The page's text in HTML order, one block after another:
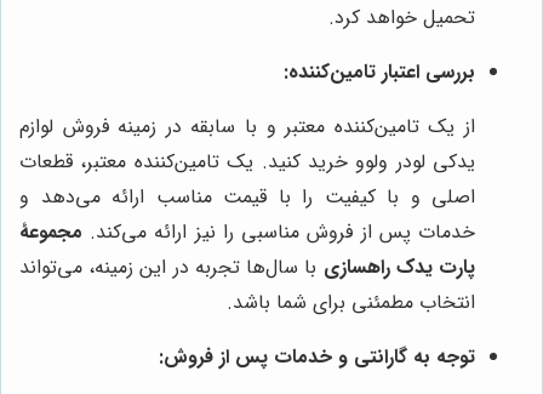
تحمیل خواهد کرد.
بررسی اعتبار تامین‌کننده:
از یک تامین‌کننده معتبر و با سابقه در زمینه فروش لوازم
یدکی لودر ولوو خرید کنید. یک تامین‌کننده معتبر، قطعات
اصلی و با کیفیت را با قیمت مناسب ارائه می‌دهد و
خدمات پس از فروش مناسبی را نیز ارائه می‌کند. مجموعۀ
پارت یدک راهسازی با سال‌ها تجربه در این زمینه، می‌تواند
انتخاب مطمئنی برای شما باشد.
توجه به گارانتی و خدمات پس از فروش: